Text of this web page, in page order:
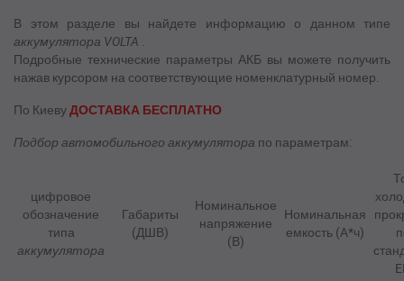
В этом разделе вы найдете информацию о данном типе
аккумулятора VOLTA .
Подробные технические параметры АКБ вы можете получить
нажав курсором на соответствующие номенклатурный номер.
По КиевуДОСТАВКА БЕСПЛАТНО
Подбор автомобильного аккумулятора по параметрам:
цифровое
обозначение
типа
аккумулятора
Габариты
(ДШВ)
Номинальное
напряжение
(В)
Номинальная
емкость (A*ч)